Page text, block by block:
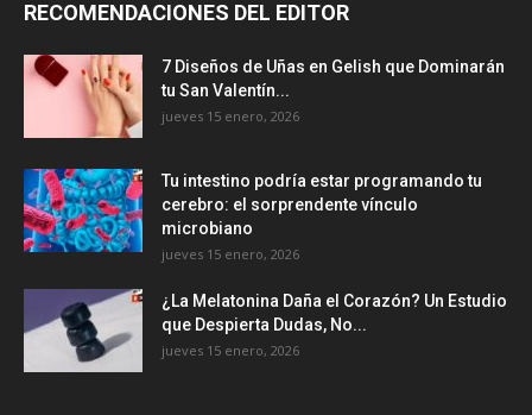
RECOMENDACIONES DEL EDITOR
7 Diseños de Uñas en Gelish que Dominarán
tu San Valentín...
jueves 15 enero, 2026
Tu intestino podría estar programando tu
cerebro: el sorprendente vínculo
microbiano
jueves 15 enero, 2026
¿La Melatonina Daña el Corazón? Un Estudio
que Despierta Dudas, No...
jueves 15 enero, 2026